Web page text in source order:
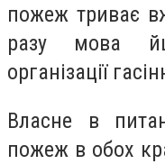
пожеж триває
разу мова
організації
Власне в
пожеж в обох